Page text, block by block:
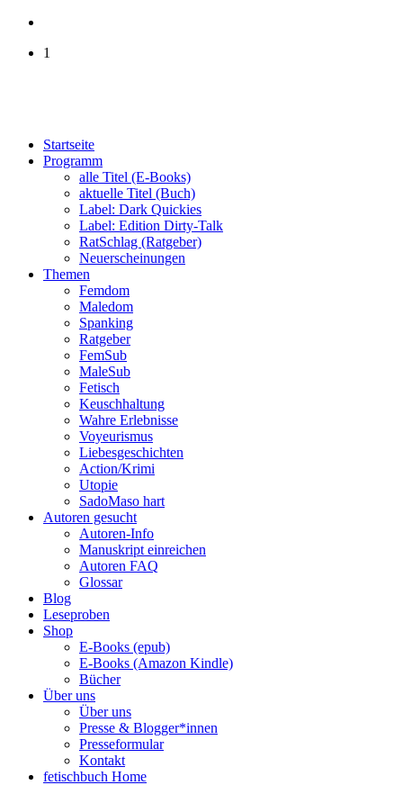
1
Startseite
Programm
alle Titel (E-Books)
aktuelle Titel (Buch)
Label: Dark Quickies
Label: Edition Dirty-Talk
RatSchlag (Ratgeber)
Neuerscheinungen
Themen
Femdom
Maledom
Spanking
Ratgeber
FemSub
MaleSub
Fetisch
Keuschhaltung
Wahre Erlebnisse
Voyeurismus
Liebesgeschichten
Action/Krimi
Utopie
SadoMaso hart
Autoren gesucht
Autoren-Info
Manuskript einreichen
Autoren FAQ
Glossar
Blog
Leseproben
Shop
E-Books (epub)
E-Books (Amazon Kindle)
Bücher
Über uns
Über uns
Presse & Blogger*innen
Presseformular
Kontakt
fetischbuch Home